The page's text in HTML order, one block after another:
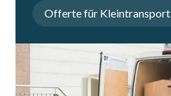
Offerte für Kleintransport